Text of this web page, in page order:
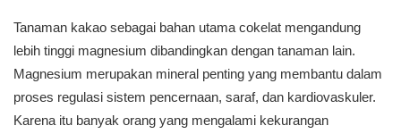
Tanaman kakao sebagai bahan utama cokelat mengandung
lebih tinggi magnesium dibandingkan dengan tanaman lain.
Magnesium merupakan mineral penting yang membantu dalam
proses regulasi sistem pencernaan, saraf, dan kardiovaskuler.
Karena itu banyak orang yang mengalami kekurangan